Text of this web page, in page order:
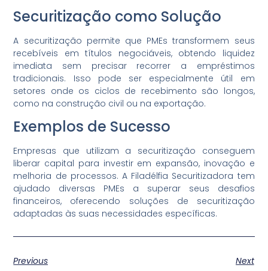
Securitização como Solução
A securitização permite que PMEs transformem seus
recebíveis em títulos negociáveis, obtendo liquidez
imediata sem precisar recorrer a empréstimos
tradicionais. Isso pode ser especialmente útil em
setores onde os ciclos de recebimento são longos,
como na construção civil ou na exportação.
Exemplos de Sucesso
Empresas que utilizam a securitização conseguem
liberar capital para investir em expansão, inovação e
melhoria de processos. A Filadélfia Securitizadora tem
ajudado diversas PMEs a superar seus desafios
financeiros, oferecendo soluções de securitização
adaptadas às suas necessidades específicas.
Previous Next